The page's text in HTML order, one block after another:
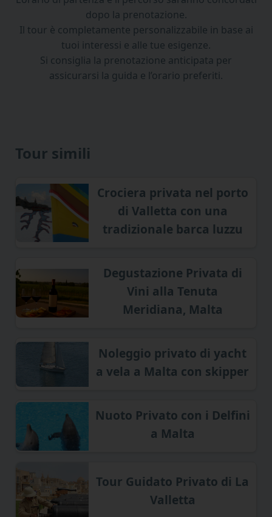
dopo la prenotazione.
Il tour è completamente personalizzabile in base ai
tuoi interessi e alle tue esigenze.
Si consiglia la prenotazione anticipata per
assicurarsi la guida e l’orario preferiti.
Tour simili
Crociera privata nel porto
di Valletta con una
tradizionale barca luzzu
Degustazione Privata di
Vini alla Tenuta
Meridiana, Malta
Noleggio privato di yacht
a vela a Malta con skipper
Nuoto Privato con i Delfini
a Malta
Tour Guidato Privato di La
Valletta